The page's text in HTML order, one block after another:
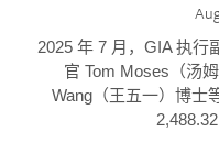
2025 年 7 月，GIA 执行
官 Tom Moses（汤
Wang（王五一）博士